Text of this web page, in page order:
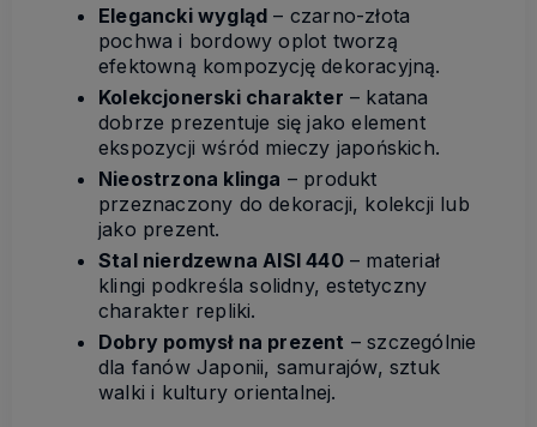
Elegancki wygląd – czarno-złota
pochwa i bordowy oplot tworzą
efektowną kompozycję dekoracyjną.
Kolekcjonerski charakter – katana
dobrze prezentuje się jako element
ekspozycji wśród mieczy japońskich.
Nieostrzona klinga – produkt
przeznaczony do dekoracji, kolekcji lub
jako prezent.
Stal nierdzewna AISI 440– materiał
klingi podkreśla solidny, estetyczny
charakter repliki.
Dobry pomysł na prezent – szczególnie
dla fanów Japonii, samurajów, sztuk
walki i kultury orientalnej.